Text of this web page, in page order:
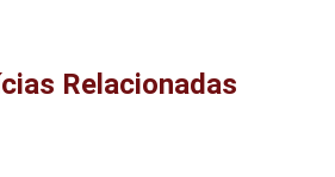
Relacionadas